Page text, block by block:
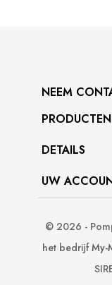
NEEM
PRODUCTEN
DETAILS
UW
© 2026 -
het bedrijfMy-